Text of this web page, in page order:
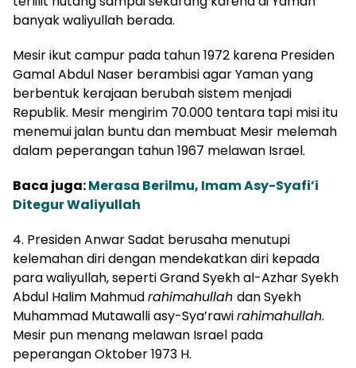
banyak waliyullah berada.
Mesir ikut campur pada tahun 1972 karena Presiden
Gamal Abdul Naser berambisi agar Yaman yang
berbentuk kerajaan berubah sistem menjadi
Republik. Mesir mengirim 70.000 tentara tapi misi itu
menemui jalan buntu dan membuat Mesir melemah
dalam peperangan tahun 1967 melawan Israel.
Baca juga:Merasa Berilmu, Imam Asy-Syafi’i
Ditegur Waliyullah
4. Presiden Anwar Sadat berusaha menutupi
kelemahan diri dengan mendekatkan diri kepada
para waliyullah, seperti Grand Syekh al-Azhar Syekh
Abdul Halim Mahmudrahimahullah dan Syekh
Muhammad Mutawalli asy-Sya’rawirahimahullah.
Mesir pun menang melawan Israel pada
peperangan Oktober 1973 H.